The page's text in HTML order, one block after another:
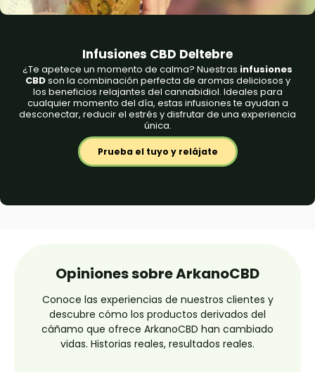
Infusiones CBD Deltebre
¿Te apetece un momento de calma? Nuestras infusiones
CBDson la combinación perfecta de aromas deliciosos y
los beneficios relajantes del cannabidiol. Ideales para
cualquier momento del día, estas infusiones te ayudan a
desconectar, reducir el estrés y disfrutar de una experiencia
única.
Prueba el tuyo y relájate
Opiniones sobre ArkanoCBD
Conoce las experiencias de nuestros clientes y
descubre cómo los productos derivados del
cáñamo que ofrece ArkanoCBD han cambiado
vidas. Historias reales, resultados reales.